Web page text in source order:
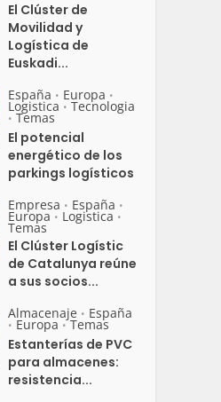
El Clúster de
Movilidad y
Logística de
Euskadi...
España • Europa •
Logistica • Tecnologia
• Temas
El potencial
energético de los
parkings logísticos
Empresa • España •
Europa • Logistica •
Temas
El Clúster Logístic
de Catalunya reúne
a sus socios...
Almacenaje • España
• Europa • Temas
Estanterías de PVC
para almacenes:
resistencia...